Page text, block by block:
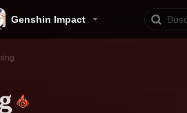
Genshin Impact